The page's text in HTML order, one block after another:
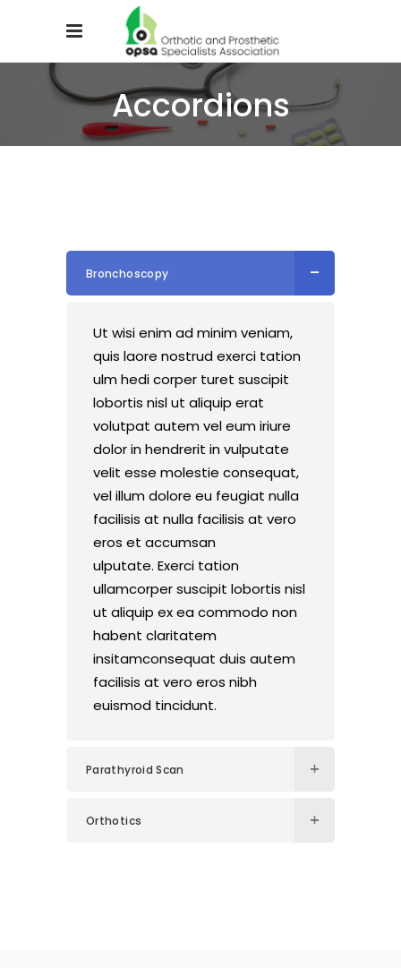
Accordions
Bronchoscopy
Ut wisi enim ad minim veniam,
quis laore nostrud exerci tation
ulm hedi corper turet suscipit
lobortis nisl ut aliquip erat
volutpat autem vel eum iriure
dolor in hendrerit in vulputate
velit esse molestie consequat,
vel illum dolore eu feugiat nulla
facilisis at nulla facilisis at vero
eros et accumsan
ulputate. Exerci tation
ullamcorper suscipit lobortis nisl
ut aliquip ex ea commodo non
habent claritatem
insitamconsequat duis autem
facilisis at vero eros nibh
euismod tincidunt.
Parathyroid Scan
Orthotics